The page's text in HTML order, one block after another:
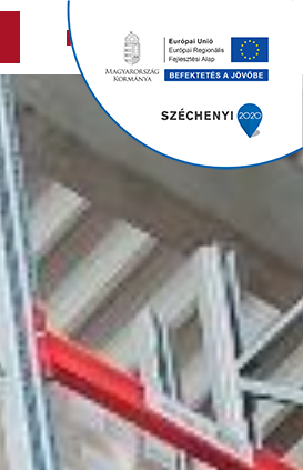
HU ▼